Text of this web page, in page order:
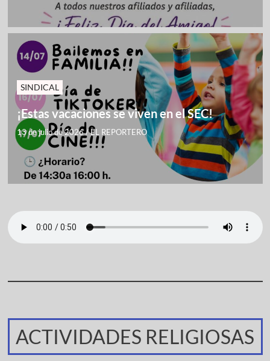
SINDICAL
¡Estas vacaciones se viven en el SEC!
13 de julio de 2026/EL REPORTERO
ACTIVIDADES RELIGIOSAS